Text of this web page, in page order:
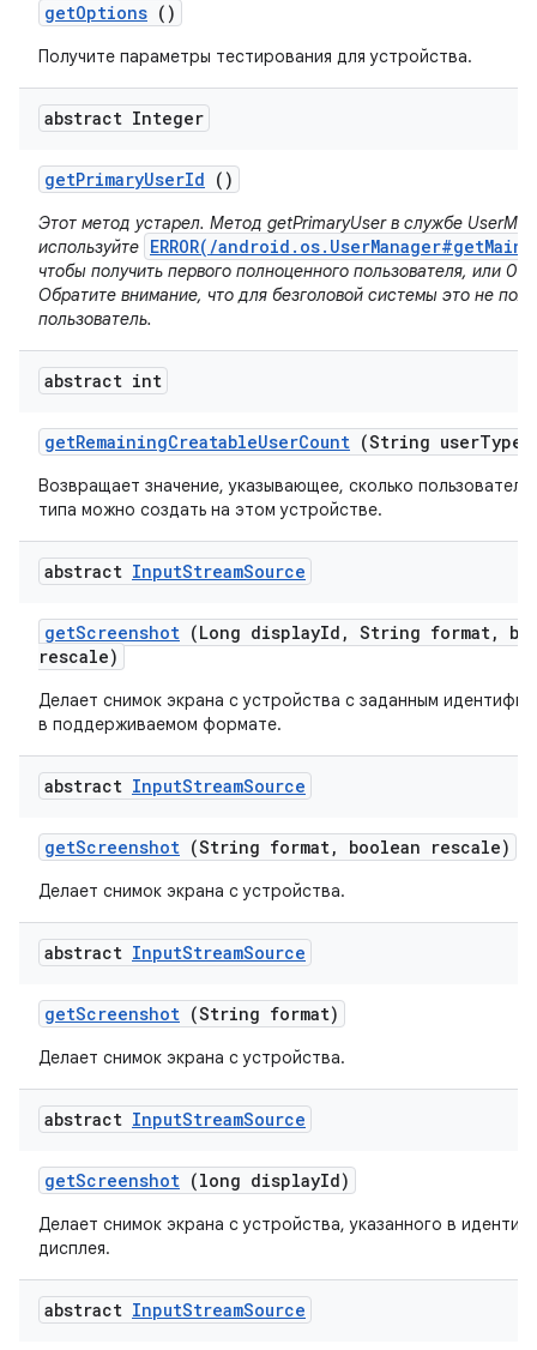
getOptions ()
Получите параметры тестирования для устройства.
abstract Integer
getPrimaryUserId ()
Этот метод устарел. Метод getPrimaryUser в службе
используйте ERROR(/
чтобы получить первого полноценного пользователя, или 0
Обратите внимание, что для безголовой системы это не
пользователь.
abstract int
getRemainingCreatableUserCount (String userType)
Возвращает значение, указывающее, сколько
типа можно создать на этом устройстве.
abstract InputStreamSource
getScreenshot (Long displayId , String format,
rescale)
Делает снимок экрана с устройства с заданным
в поддерживаемом формате.
abstract InputStreamSource
getScreenshot (String format, boolean rescale)
Делает снимок экрана с устройства.
abstract InputStreamSource
getScreenshot (String format)
Делает снимок экрана с устройства.
abstract InputStreamSource
getScreenshot (long displayId)
Делает снимок экрана с устройства, указанного в
дисплея.
abstract InputStreamSource